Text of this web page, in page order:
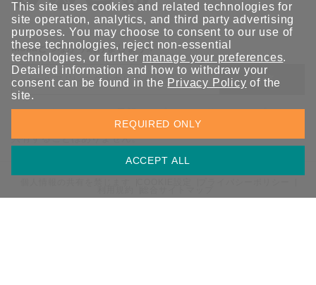
Moxaとつながり続けましょう！
送信
Moxaソリューションの最新アップデートにサインアップしま
す。 Moxaではプライバシーを尊重しており、メールを他の人と
共有することはありません。
This site uses cookies and related technologies for
site operation, analytics, and third party advertising
purposes. You may choose to consent to our use of
these technologies, reject non-essential
technologies, or further manage your preferences.
Detailed information and how to withdraw your
consent can be found in the Privacy Policy of the
site.
ACCEPT ALL
REQUIRED ONLY